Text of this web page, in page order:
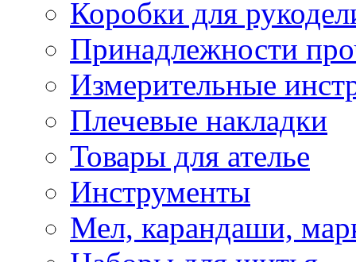
Коробки для
Принадлежности
Измерительные
Плечевые накладки
Товары для ателье
Инструменты
Мел, карандаши,